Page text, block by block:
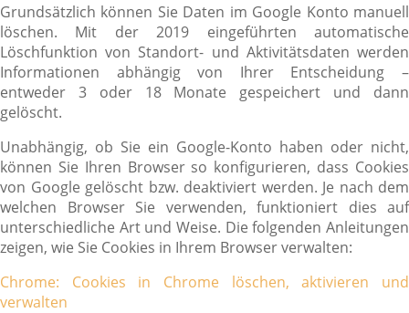
Grundsätzlich können Sie Daten im Google Konto manuell
löschen. Mit der 2019 eingeführten automatische
Löschfunktion von Standort- und Aktivitätsdaten werden
Informationen abhängig von Ihrer Entscheidung –
entweder 3 oder 18 Monate gespeichert und dann
gelöscht.
Unabhängig, ob Sie ein Google-Konto haben oder nicht,
können Sie Ihren Browser so konfigurieren, dass Cookies
von Google gelöscht bzw. deaktiviert werden. Je nach dem
welchen Browser Sie verwenden, funktioniert dies auf
unterschiedliche Art und Weise. Die folgenden Anleitungen
zeigen, wie Sie Cookies in Ihrem Browser verwalten:
Chrome: Cookies in Chrome löschen, aktivieren und
verwalten